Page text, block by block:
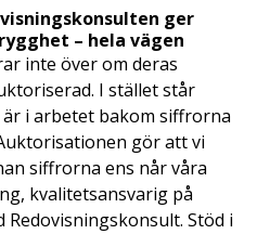
ger
– hela vägen
inte över om deras
I stället står
i arbetet bakom siffrorna
gör att vi
siffrorna ens når våra
kvalitetsansvarig på
Redovisningskonsult. Stöd i